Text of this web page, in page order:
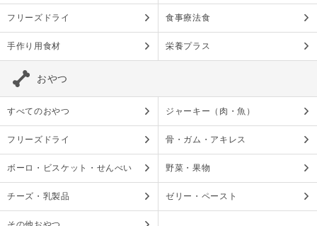
フリーズドライ 食事療法食
手作り用食材 栄養プラス
おやつ
すべてのおやつ ジャーキー（肉・魚）
フリーズドライ 骨・ガム・アキレス
ボーロ・ビスケット・せんべい 野菜・果物
チーズ・乳製品 ゼリー・ペースト